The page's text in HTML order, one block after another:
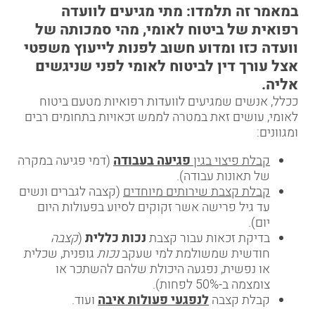
במאמר זה תלמדו: מתי מגיעים לוועדה
רפואית של ביטוח לאומי, מהי סמכותה של
וועדה כזו ומדוע חשוב לפנות לייעוץ משפטי
אצל עורך דין לביטוח לאומי לפני שניגשים
אליה.
ככלל, אנשים שמגיעים לוועדות רפואיות מטעם ביטוח
לאומי, עושים זאת במטרה לממש זכאויות בתחומים רבים
ומגוונים:
קבלת פיצוי בגיןפגיעה בעבודה(דמי פגיעה במקרה
של תאונות עבודה).
קבלת קצבת שירותים מיוחדים(קצבה לגברים ונשים
עד גיל פרישה אשר זקוקים לסיוע בפעולות היום
יום).
בדיקת זכאות עבור קצבתנכות כללית(קצבה
חודשית שמשולמת למי שעקבנכותגופנית, שכלית
או נפשית, נפגעה היכולת שלהם להשתכר או
צומצמה ב-50% לפחות).
קבלת קצבהלנפגעי פעולות איבהועוד.